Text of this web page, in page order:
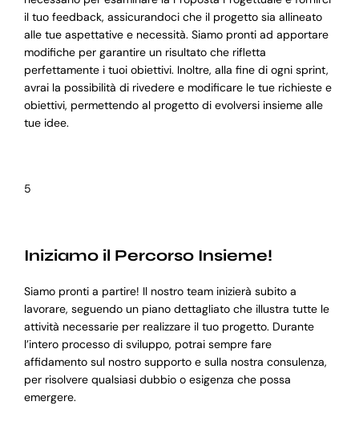
il tuo feedback, assicurandoci che il progetto sia allineato
alle tue aspettative e necessità. Siamo pronti ad apportare
modifiche per garantire un risultato che rifletta
perfettamente i tuoi obiettivi. Inoltre, alla fine di ogni sprint,
avrai la possibilità di rivedere e modificare le tue richieste e
obiettivi, permettendo al progetto di evolversi insieme alle
tue idee.
5
Iniziamo il Percorso Insieme!
Siamo pronti a partire! Il nostro team inizierà subito a
lavorare, seguendo un piano dettagliato che illustra tutte le
attività necessarie per realizzare il tuo progetto. Durante
l’intero processo di sviluppo, potrai sempre fare
affidamento sul nostro supporto e sulla nostra consulenza,
per risolvere qualsiasi dubbio o esigenza che possa
emergere.